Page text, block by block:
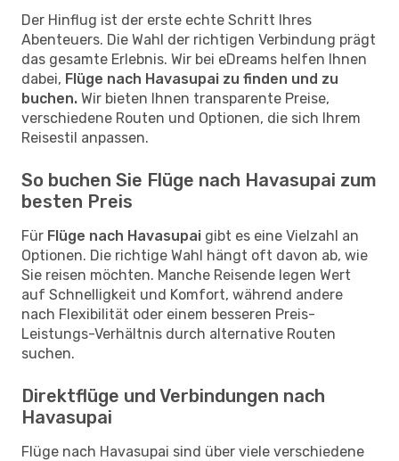
Der Hinflug ist der erste echte Schritt Ihres
Abenteuers. Die Wahl der richtigen Verbindung prägt
das gesamte Erlebnis. Wir bei eDreams helfen Ihnen
dabei, Flüge nach Havasupai zu finden und zu
buchen. Wir bieten Ihnen transparente Preise,
verschiedene Routen und Optionen, die sich Ihrem
Reisestil anpassen.
So buchen Sie Flüge nach Havasupai zum
besten Preis
Für Flüge nach Havasupai gibt es eine Vielzahl an
Optionen. Die richtige Wahl hängt oft davon ab, wie
Sie reisen möchten. Manche Reisende legen Wert
auf Schnelligkeit und Komfort, während andere
nach Flexibilität oder einem besseren Preis-
Leistungs-Verhältnis durch alternative Routen
suchen.
Direktflüge und Verbindungen nach
Havasupai
Flüge nach Havasupai sind über viele verschiedene